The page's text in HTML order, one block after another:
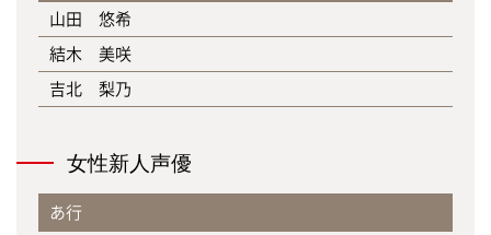
山田 悠希
結木 美咲
吉北 梨乃
女性新人声優
あ行